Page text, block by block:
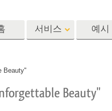
서비스 예시
Photoshop
샵 액션 템플릿
Beauty"
Beauty"